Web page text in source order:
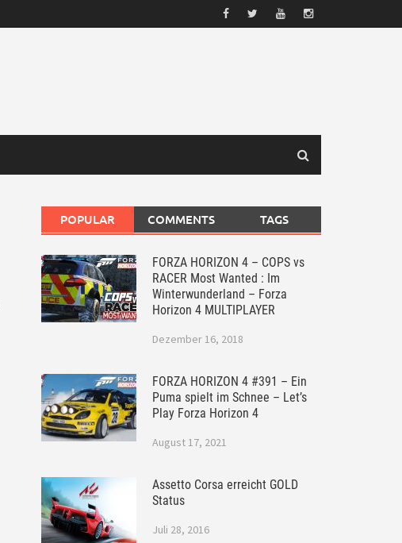
POPULAR COMMENTS TAGS
FORZA HORIZON 4 – COPS vs
RACER Most Wanted : Im
Winterwunderland – Forza
Horizon 4 MULTIPLAYER
Dezember 16, 2018
FORZA HORIZON 4 #391 – Ein
Puma spielt im Schnee – Let’s
Play Forza Horizon 4
August 17, 2021
Assetto Corsa erreicht GOLD
Status
Juli 28, 2016